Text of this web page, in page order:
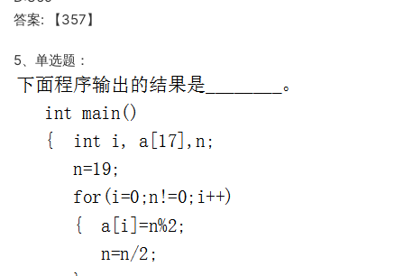
答案: 【357】
5、单选题：